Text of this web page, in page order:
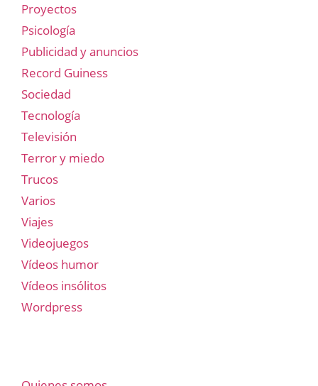
Proyectos
Psicología
Publicidad y anuncios
Record Guiness
Sociedad
Tecnología
Televisión
Terror y miedo
Trucos
Varios
Viajes
Videojuegos
Vídeos humor
Vídeos insólitos
Wordpress